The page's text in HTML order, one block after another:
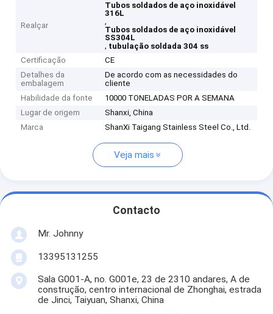
Realçar
Tubos soldados de aço inoxidável
316L
,
Tubos soldados de aço inoxidável
SS304L
, tubulação soldada 304 ss
Certificação
CE
Detalhes da
embalagem
De acordo com as necessidades do
cliente
Habilidade da fonte
10000 TONELADAS POR A SEMANA
Lugar de origem
Shanxi, China
Marca
ShanXi Taigang Stainless Steel Co., Ltd.
Veja mais
Contacto
Mr. Johnny
13395131255
Sala G001-A, no. G001e, 23 de 2310 andares, A de
construção, centro internacional de Zhonghai, estrada
de Jinci, Taiyuan, Shanxi, China